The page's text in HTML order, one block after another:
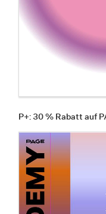
P+: 30 % Rabatt auf